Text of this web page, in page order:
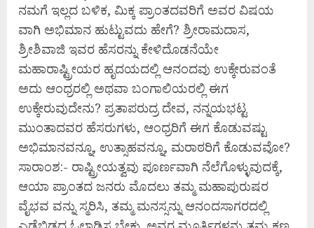
ನಮಗೆ ಇಲ್ಲದ ಬಳಿಕ, ಮಿಕ್ಕ ಪ್ರಾಂತದವರಿಗೆ ಅವರ ವಿಷಯ
ವಾಗಿ ಅಭಿಮಾನ ಹುಟ್ಟುವದು ಹೇಗೆ? ಶ್ರೀರಾಮದಾಸ,
ಶ್ರೀಶಿವಾಜಿ ಇವರ ಹೆಸರನ್ನು ಕೇಳಿದೊಡನೆಯೇ
ಮಹಾರಾಷ್ಟ್ರೀಯರ ಹೃದಯದಲ್ಲಿ ಆನಂದವು ಉಕ್ಕೇರುವಂತೆ
ಅದು ಆಂಧ್ರರಲ್ಲಿ ಅಥವಾ ಬಂಗಾಲಿಯರಲ್ಲಿ ಈಗ
ಉಕ್ಕೇರುವುದೇನು? ಪ್ರತಾಪರುದ್ರ ದೇವ, ನನ್ನಯಭಟ್ಟ
ಮುಂತಾದವರ ಹೆಸರುಗಳು, ಆಂಧ್ರರಿಗೆ ಈಗ ಕೊಡುವಷ್ಟು
ಅಭಿಮಾನವನ್ನೂ, ಉತ್ಸಾಹವನ್ನೂ, ಮರಾಠರಿಗೆ ಕೊಡುವವೋ?
ಸಾರಾಂಶ:- ರಾಷ್ಟ್ರೀಯತ್ವವು ಪೂರ್ಣವಾಗಿ ನೆಲೆಗೊಳ್ಳುವುದಕ್ಕೆ,
ಆಯಾ ಪ್ರಾಂತದ ಜನರು ಮೊದಲು ತಮ್ಮ ಮಹಾಪುರುಷರ
ವೈಭವ ವನ್ನು ಸ್ಮರಿಸಿ, ತಮ್ಮ ಮನಸ್ಸನ್ನು ಆನಂದಸಾಗರದಲ್ಲಿ